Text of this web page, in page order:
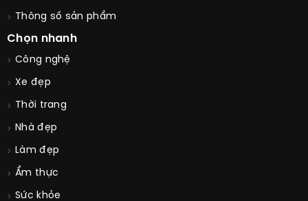
Thông số sản phẩm
Chọn nhanh
Công nghệ
Xe đẹp
Thời trang
Nhà đẹp
Làm đẹp
Ẩm thực
Sức khỏe